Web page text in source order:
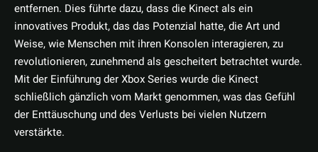
entfernen. Dies führte dazu, dass die Kinect als ein
innovatives Produkt, das das Potenzial hatte, die Art und
Weise, wie Menschen mit ihren Konsolen interagieren, zu
revolutionieren, zunehmend als gescheitert betrachtet wurde.
Mit der Einführung der Xbox Series wurde die Kinect
schließlich gänzlich vom Markt genommen, was das Gefühl
der Enttäuschung und des Verlusts bei vielen Nutzern
verstärkte.